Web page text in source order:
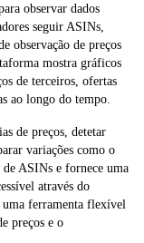
observar dados
seguir ASINs,
observação de preços
mostra gráficos
de terceiros, ofertas
ao longo do tempo.
de preços, detetar
variações como o
de ASINs e fornece uma
através do
uma ferramenta flexível
preços e o